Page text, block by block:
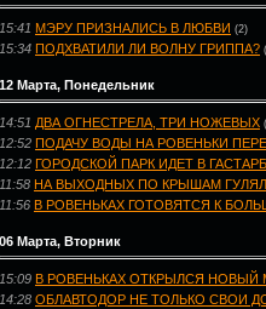
15:41 МЭРУ ПРИЗНАЛИСЬ В ЛЮБВИ (2)
15:34 ПОДХВАТИЛИ ЛИ ВОЛНУ ГРИППА?
12 Марта, Понедельник
14:51 ДВА ОГНЕСТРЕЛА, ТРИ НОЖЕВЫХ
12:52 ПОДАЧУ ВОДЫ НА РОВЕНЬКИ
12:12 ГОРОДСКОЙ ПАРК ИДЕТ В
11:58 НА ВЫХОДНЫХ ПО КРЫШАМ
11:56 В РОВЕНЬКАХ ГОТОВЯТСЯ К
06 Марта, Вторник
15:09 В РОВЕНЬКАХ ОТКРЫЛСЯ НОВЫЙ
14:28 ОБЛАВТОДОР НЕ ТОЛЬКО СВОИ